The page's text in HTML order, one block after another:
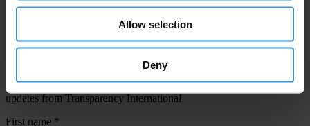
Allow selection
Deny
confirm your email address in the email we just sent to you
SHARE OUR VISION
Subscribe to our weekly newsletter to get the latest news and
updates from Transparency International
First name *